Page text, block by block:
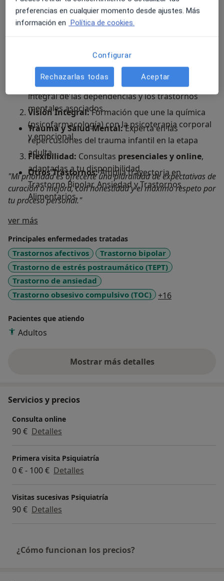
Resistente:Especialista en casos complejos.
Psicogeriatría:Atención especializada a la salud
tratamientos a las necesidades específicas de
esta etapa.
Adicciones y Patología Dual:Tratamiento
integral de las dependencias y los trastornos
mentales asociados.
Trauma y Salud Mental:Experta en las
repercusiones del trauma infantil en la etapa
adulta.
Otros Trastornos:Amplia trayectoria en
Trastorno Bipolar, Ansiedad y Trastornos
Alimentarios.
Rigor Científico:Tratamientos basados en
evidencia actualizada y años de investigación
académica.
Visión Integral:Formación que une la química
(psicofarmacología) con la psicoterapia corporal
y emocional.
Flexibilidad: Consultas presenciales y online,
adaptadas a tu disponibilidad.
"Mi prioridad es ofrecerte una pluralidad de expectativas de
curación o mejora, con honestidad y el máximo respeto por
tu proceso personal."
ver más
Principales enfermedades tratadas
Trastornos afectivos
Trastorno bipolar
Trastorno de estrés postraumático (TEPT)
Trastorno de ansiedad
Trastorno obsesivo compulsivo (TOC)
+16
Pacientes que atiendo
Adultos
Mostrar más detalles
sobre la experiencia
Servicios y precios
Consulta online
90 € Detalles
Primera visita Psiquiatría
0 € - 100 € Detalles
Visitas sucesivas Psiquiatría
90 € Detalles
¿Cómo funcionan los precios?
preferencias en cualquier momento desde ajustes. Más
información en Política de cookies.
Configurar
Rechazarlas todas Aceptar